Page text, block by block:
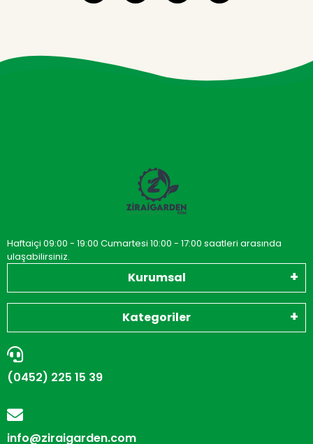
Haftaiçi 09:00 - 19:00 Cumartesi 10:00 - 17:00 saatleri arasında
ulaşabilirsiniz.
Kurumsal
Kategoriler
(0452) 225 15 39
info@ziraigarden.com